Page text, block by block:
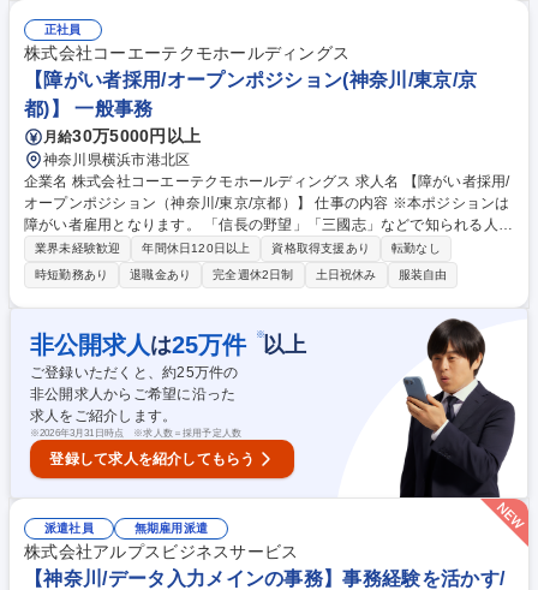
バはローテーション を行うので、様々な業務に係わる事が可能です。 募
集職種 【横須賀/第二新卒・未経験OK】エンジニアへのキャリアチェン
ジ！休日129日
正社員
株式会社コーエーテクモホールディングス
【障がい者採用/オープンポジション(神奈川/東京/京
都)】 一般事務
月給30万5000円以上
神奈川県横浜市港北区
企業名 株式会社コーエーテクモホールディングス 求人名 【障がい者採用/
オープンポジション（神奈川/東京/京都）】 仕事の内容 ※本ポジションは
障がい者雇用となります。 「信長の野望」「三國志」などで知られる人気
ゲームタイトルを数多く手掛ける当社にて、オープンポジションとなりま
す。 候補者のご経験やご希望に合わせて業務内容を検討しますので、幅広
いポジションにて募集いたします。 【ポジション一覧】■一般事務■社内
システムエンジニア■ゲームプログラマー■ゲームプランナー■CGデザイナ
ー■サウンドクリエイター 募集職種 【障がい者採用/オープンポジション
（神奈川/東京/京都）】
業界未経験歓迎 年間休日120日以上 資格取得支援あり
転勤なし
時短勤務あり
退職金あり 完全週休2日制 土日祝休み 服装自由
非公開求人 は25万件 ※以上
ご登録いただくと、約25万件の
非公開求人からご希望に沿った
求人をご紹介します。
※2026年3月31日時点 ※求人数＝採用予定人数
登録して求人を紹介してもらう
派遣社員 無期雇用派遣
株式会社アルプスビジネスサービス
【神奈川/データ入力メインの事務】事務経験を活かす/